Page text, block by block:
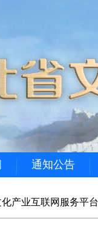
通知公告
产业互联网服务平台